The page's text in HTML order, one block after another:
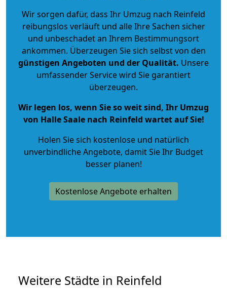
Wir sorgen dafür, dass Ihr Umzug nach Reinfeld
reibungslos verläuft und alle Ihre Sachen sicher
und unbeschadet an Ihrem Bestimmungsort
ankommen. Überzeugen Sie sich selbst von den
günstigen Angeboten und der Qualität. Unsere
umfassender Service wird Sie garantiert
überzeugen.
Wir legen los, wenn Sie so weit sind, Ihr Umzug
von Halle Saale nach Reinfeld wartet auf Sie!
Holen Sie sich kostenlose und natürlich
unverbindliche Angebote, damit Sie Ihr Budget
besser planen!
Kostenlose Angebote erhalten
Weitere Städte in Reinfeld